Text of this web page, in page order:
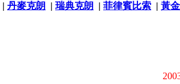
| 丹麥克朗 | 瑞典克朗 | 菲律賓比索 | 黃